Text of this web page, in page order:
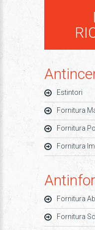
Estintori
Fornitura
Fornitura
Fornitura
Fornitura
Fornitura